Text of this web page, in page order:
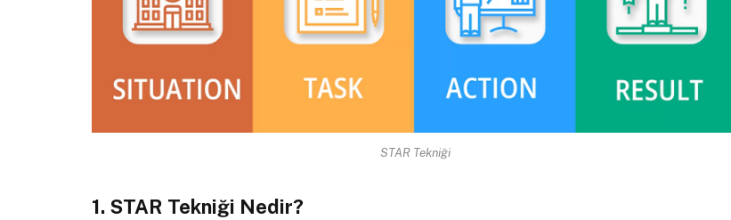
STAR Tekniği
1. STAR Tekniği Nedir?